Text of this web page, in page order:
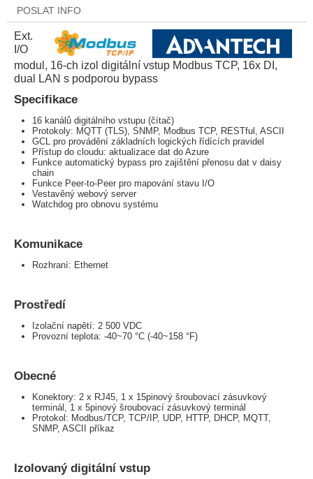
POSLAT INFO
Ext.
I/O
modul, 16-ch izol digitální vstup Modbus TCP, 16x DI,
dual LAN s podporou bypass
Specifikace
16 kanálů digitálního vstupu (čítač)
Protokoly: MQTT (TLS), SNMP, Modbus TCP, RESTful, ASCII
GCL pro provádění základních logických řídících pravidel
Přístup do cloudu: aktualizace dat do Azure
Funkce automatický bypass pro zajištění přenosu dat v daisy
chain
Funkce Peer-to-Peer pro mapování stavu I/O
Vestavěný webový server
Watchdog pro obnovu systému
Komunikace
Rozhraní: Ethernet
Prostředí
Izolační napětí: 2 500 VDC
Provozní teplota: -40~70 °C (-40~158 °F)
Obecné
Konektory: 2 x RJ45, 1 x 15pinový šroubovací zásuvkový
terminál, 1 x 5pinový šroubovací zásuvkový terminál
Protokol: Modbus/TCP, TCP/IP, UDP, HTTP, DHCP, MQTT,
SNMP, ASCII příkaz
Izolovaný digitální vstup